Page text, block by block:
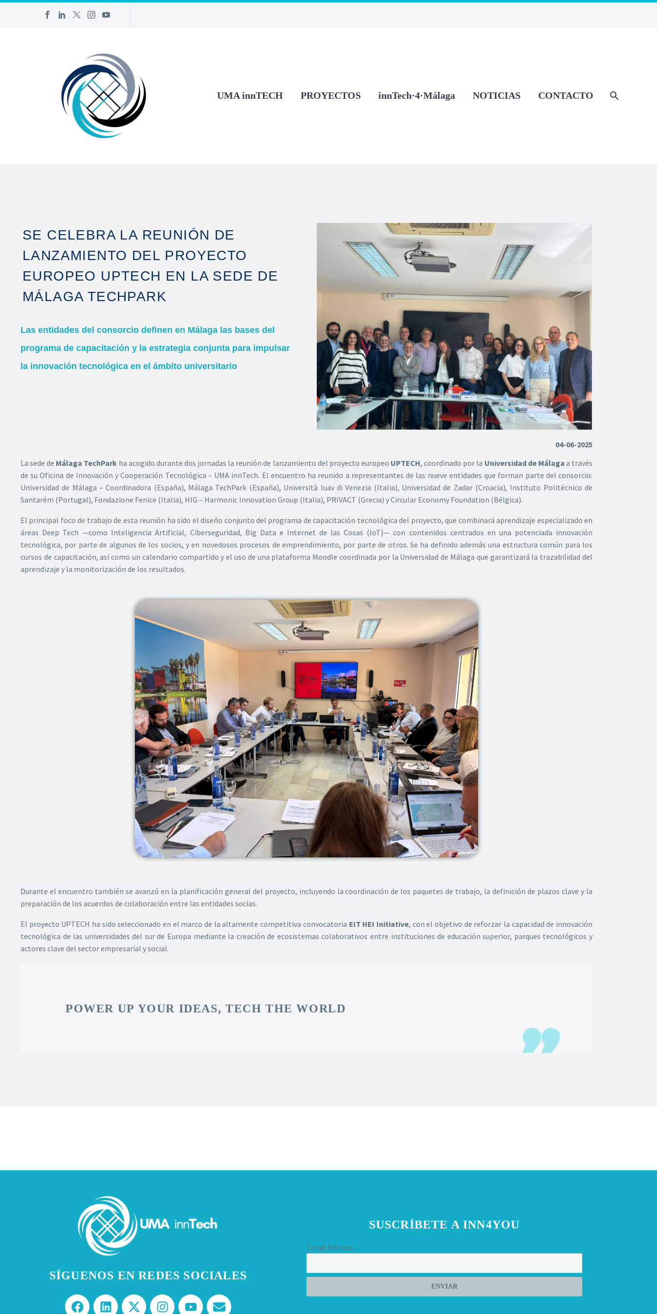
UMA innTECH PROYECTOS innTech·4·Málaga NOTICIAS CONTACTO
SE CELEBRA LA REUNIÓN DE
LANZAMIENTO DEL PROYECTO
EUROPEO UPTECH EN LA SEDE DE
MÁLAGA TECHPARK
Las entidades del consorcio definen en Málaga las bases del
programa de capacitación y la estrategia conjunta para impulsar
la innovación tecnológica en el ámbito universitario
04-06-2025
La sede de Málaga TechPark ha acogido durante dos jornadas la reunión de lanzamiento del proyecto europeo UPTECH, coordinado por la Universidad de Málaga a través
de su Oficina de Innovación y Cooperación Tecnológica – UMA innTech. El encuentro ha reunido a representantes de las nueve entidades que forman parte del consorcio:
Universidad de Málaga – Coordinadora (España), Málaga TechPark (España), Università Iuav di Venezia (Italia), Universidad de Zadar (Croacia), Instituto Politécnico de
Santarém (Portugal), Fondazione Fenice (Italia), HIG – Harmonic Innovation Group (Italia), PRIVACT (Grecia) y Circular Economy Foundation (Bélgica).
El principal foco de trabajo de esta reunión ha sido el diseño conjunto del programa de capacitación tecnológica del proyecto, que combinará aprendizaje especializado en
áreas Deep Tech —como Inteligencia Artificial, Ciberseguridad, Big Data e Internet de las Cosas (IoT)— con contenidos centrados en una potenciada innovación
tecnológica, por parte de algunos de los socios, y en novedosos procesos de emprendimiento, por parte de otros. Se ha definido además una estructura común para los
cursos de capacitación, así como un calendario compartido y el uso de una plataforma Moodle coordinada por la Universidad de Málaga que garantizará la trazabilidad del
aprendizaje y la monitorización de los resultados.
Durante el encuentro también se avanzó en la planificación general del proyecto, incluyendo la coordinación de los paquetes de trabajo, la definición de plazos clave y la
preparación de los acuerdos de colaboración entre las entidades socias.
El proyecto UPTECH ha sido seleccionado en el marco de la altamente competitiva convocatoria EIT HEI Initiative, con el objetivo de reforzar la capacidad de innovación
tecnológica de las universidades del sur de Europa mediante la creación de ecosistemas colaborativos entre instituciones de educación superior, parques tecnológicos y
actores clave del sector empresarial y social.
POWER UP YOUR IDEAS, TECH THE WORLD
SÍGUENOS EN REDES SOCIALES
SUSCRÍBETE A INN4YOU
Email Address
ENVIAR